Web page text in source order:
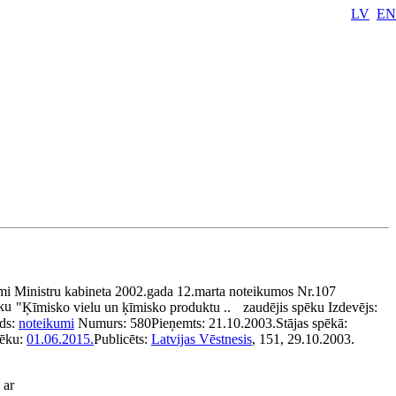
LV EN
Ministru kabineta 2002.gada 12.marta noteikumos Nr.107
"Ķīmisko vielu un ķīmisko produktu ..
zaudējis spēku Izdevējs:
noteikumi Numurs: 580Pieņemts: 21.10.2003.Stājas spēkā:
01.06.2015.Publicēts: Latvijas Vēstnesis, 151, 29.10.2003.
ar